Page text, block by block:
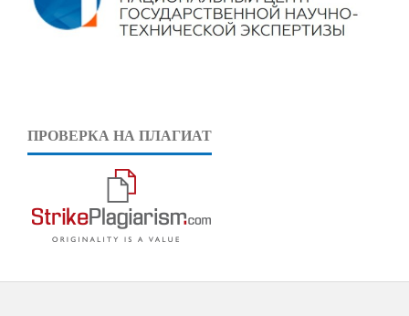
ПРОВЕРКА НА ПЛАГИАТ